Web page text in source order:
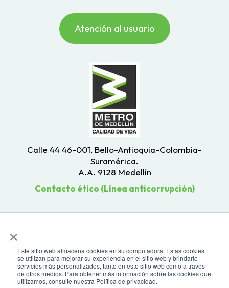
×
Este sitio web almacena cookies en su computadora. Estas cookies
se utilizan para mejorar su experiencia en el sitio web y brindarle
servicios más personalizados, tanto en este sitio web como a través
de otros medios. Para obtener más información sobre las cookies que
utilizamos, consulte nuestra Política de privacidad.
Atención al usuario
Calle 44 46-001, Bello-Antioquia-Colombia-
Suramérica.
A.A. 9128 Medellín
Contacto ético (Línea anticorrupción)